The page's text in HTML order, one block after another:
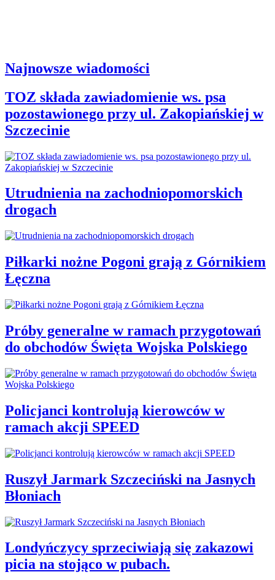
Najnowsze wiadomości
TOZ składa zawiadomienie ws. psa
pozostawionego przy ul. Zakopiańskiej w
Szczecinie
Utrudnienia na zachodniopomorskich
drogach
Piłkarki nożne Pogoni grają z Górnikiem
Łęczna
Próby generalne w ramach przygotowań
do obchodów Święta Wojska Polskiego
Policjanci kontrolują kierowców w
ramach akcji SPEED
Ruszył Jarmark Szczeciński na Jasnych
Błoniach
Londyńczycy sprzeciwiają się zakazowi
picia na stojąco w pubach.